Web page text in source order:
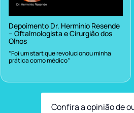
Depoimento Dr. Herminio Resende
– Oftalmologista e Cirurgião dos
Olhos
“Foi um start que revolucionou minha
prática como médico”
Confira a opinião de